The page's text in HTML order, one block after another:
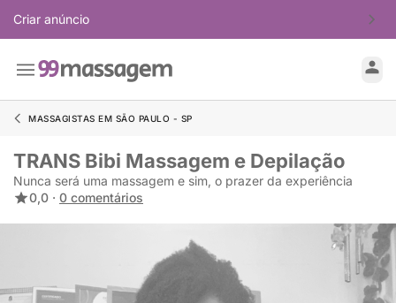
Criar anúncio
MASSAGISTAS EM SÃO PAULO - SP
TRANS Bibi Massagem e Depilação
Nunca será uma massagem e sim, o prazer da experiência
0,0 · 0 comentários